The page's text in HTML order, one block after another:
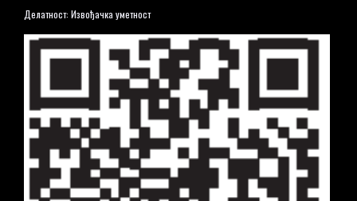
Делатност: Извођачка уметност